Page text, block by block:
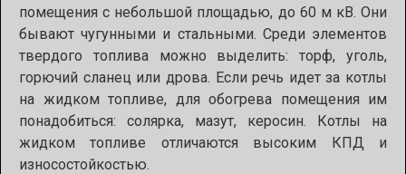
помещения с небольшой площадью, до 60 м кВ. Они
бывают чугунными и стальными. Среди элементов
твердого топлива можно выделить: торф, уголь,
горючий сланец или дрова. Если речь идет за котлы
на жидком топливе, для обогрева помещения им
понадобиться: солярка, мазут, керосин. Котлы на
жидком топливе отличаются высоким КПД и
износостойкостью.